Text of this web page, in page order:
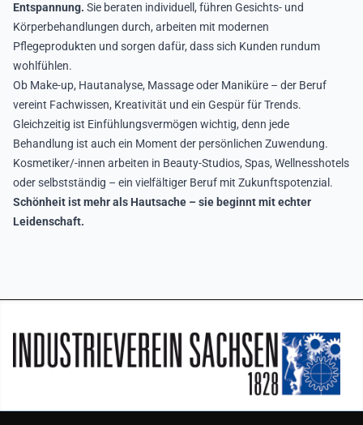
Entspannung. Sie beraten individuell, führen Gesichts- und
Körperbehandlungen durch, arbeiten mit modernen
Pflegeprodukten und sorgen dafür, dass sich Kunden rundum
wohlfühlen.
Ob Make-up, Hautanalyse, Massage oder Maniküre – der Beruf
vereint Fachwissen, Kreativität und ein Gespür für Trends.
Gleichzeitig ist Einfühlungsvermögen wichtig, denn jede
Behandlung ist auch ein Moment der persönlichen Zuwendung.
Kosmetiker/-innen arbeiten in Beauty-Studios, Spas, Wellnesshotels
oder selbstständig – ein vielfältiger Beruf mit Zukunftspotenzial.
Schönheit ist mehr als Hautsache – sie beginnt mit echter
Leidenschaft.